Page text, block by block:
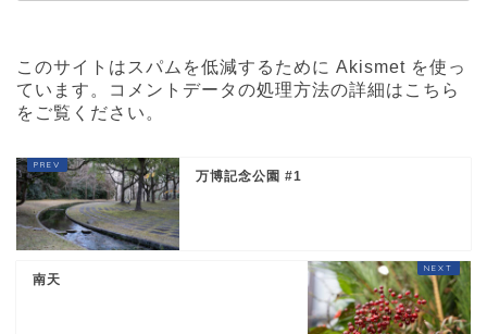
このサイトはスパムを低減するために Akismet を使っ
ています。
コメントデータの処理方法の詳細はこちら
をご覧ください。
万博記念公園 #1
南天